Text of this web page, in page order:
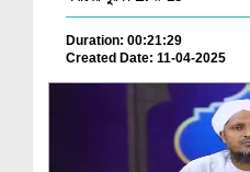
Duration: 00:21:29
Created Date: 11-04-2025